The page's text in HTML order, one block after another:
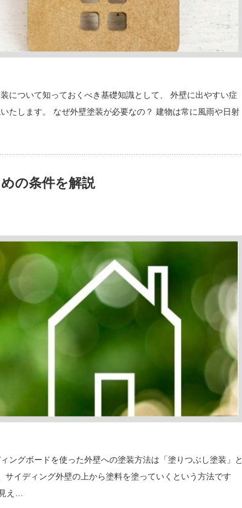
について知っておくべき基礎知識として、 外壁に出やすい症
たします。 なぜ外壁塗装が必要なの？ 建物は常に風雨や日射
の条件を解説
ングボードを使った外壁への塗装方法は「塗りつぶし塗装」と
サイディング外壁の上から塗料を塗っていくという方法です
え…